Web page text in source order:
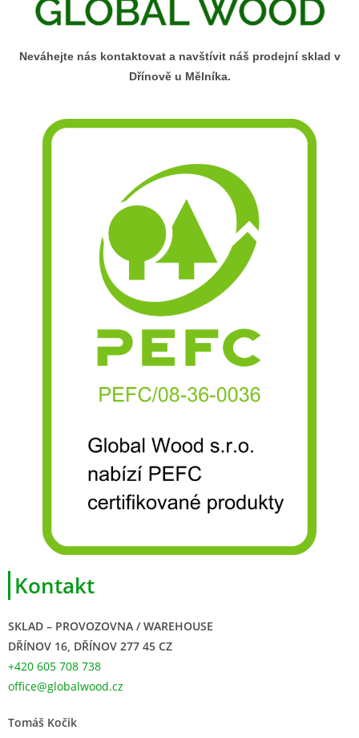
Neváhejte nás kontaktovat a navštívit náš prodejní sklad v
Dřínově u Mělníka.
Kontakt
SKLAD – PROVOZOVNA / WAREHOUSE
DŘÍNOV 16, DŘÍNOV 277 45 CZ
+420 605 708 738
office@globalwood.cz
Tomáš Kočik